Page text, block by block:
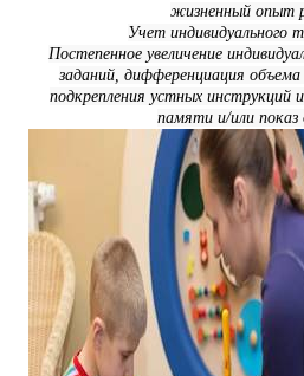
жизненный опыт
Учет индивидуального
Постепенное увеличение
заданий, дифференциация
подкрепления устных инструкций
памяти и/или показ